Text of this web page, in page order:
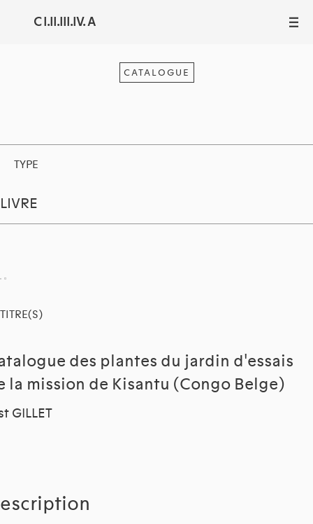
C I.II.III.IV. A III
CATALOGUE
TYPE
LIVRE
TITRE(S)
des plantes du jardin d'essais
la mission de Kisantu (Congo Belge)
GILLET